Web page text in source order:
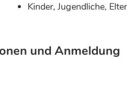
Kinder, Jugendliche,
und Anmeldung